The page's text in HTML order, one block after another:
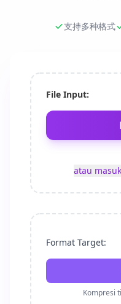
支持多种格式
File Input:
atau
Format Target:
Kompresi